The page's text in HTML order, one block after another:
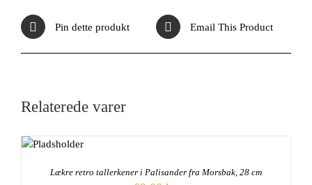
Pin dette produkt Email This Product
Relaterede varer
Lækre retro tallerkener i Palisander fra Morsbak, 28 cm